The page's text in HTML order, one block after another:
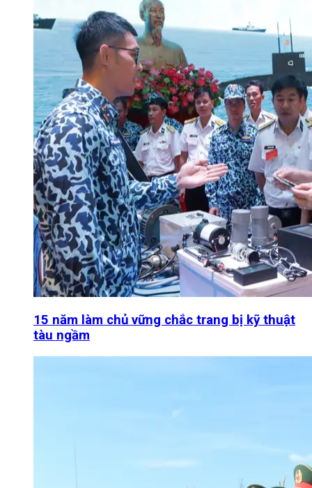
15 năm làm chủ vững chắc trang bị kỹ thuật
tàu ngầm